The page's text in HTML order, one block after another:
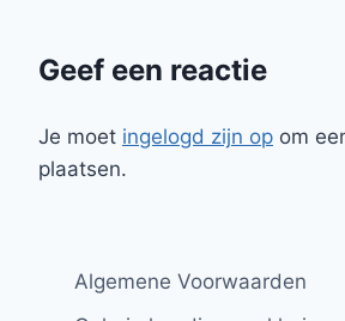
Geef een reactie
Je moet ingelogd zijn op om
plaatsen.
Algemene Voorwaarden